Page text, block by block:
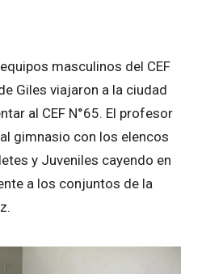
masculinos del CEF
Giles viajaron a la ciudad
al CEF N°65. El profesor
gimnasio con los elencos
y Juveniles cayendo en
a los conjuntos de la